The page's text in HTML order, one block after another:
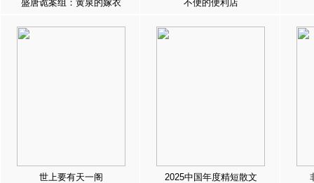
盛唐诡案组：黄泉的嫁衣 不便的便利店
世上要有天一阁 2025中国年度精短散文